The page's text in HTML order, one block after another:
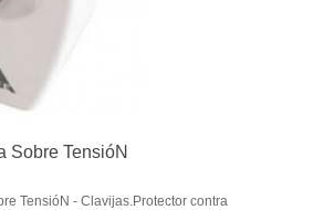
Sobre TensióN
TensióN - Clavijas.Protector contra